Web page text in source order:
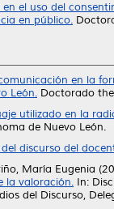
en el uso del
en público.
en la
León. Doctorado
utilizado en la
de Nuevo León.
discurso del
María Eugenia
la valoración. In:
del Discurso,